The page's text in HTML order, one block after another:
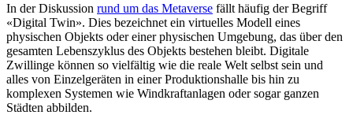
In der Diskussion rund um das Metaverse fällt häufig der Begriff
«Digital Twin». Dies bezeichnet ein virtuelles Modell eines
physischen Objekts oder einer physischen Umgebung, das über den
gesamten Lebenszyklus des Objekts bestehen bleibt. Digitale
Zwillinge können so vielfältig wie die reale Welt selbst sein und
alles von Einzelgeräten in einer Produktionshalle bis hin zu
komplexen Systemen wie Windkraftanlagen oder sogar ganzen
Städten abbilden.